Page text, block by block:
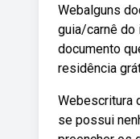
Webalguns
guia/carnê do
documento
residência
Webescritura
se possui